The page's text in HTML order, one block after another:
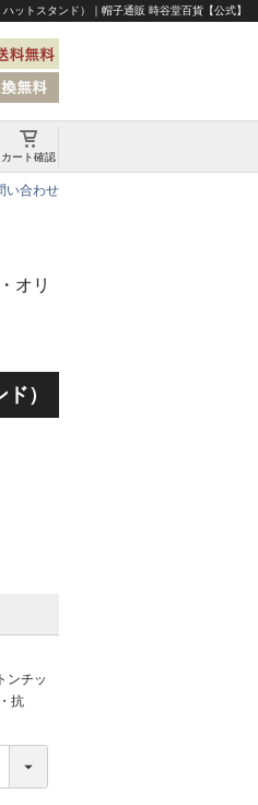
ットスタンド）｜帽子通販 時谷堂百貨【公式】
カート確認
い合わせ
オリ
）
ンチッ
抗